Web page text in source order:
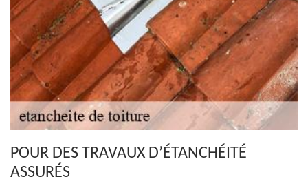
POUR DES TRAVAUX D’ÉTANCHÉITÉ
ASSURÉS